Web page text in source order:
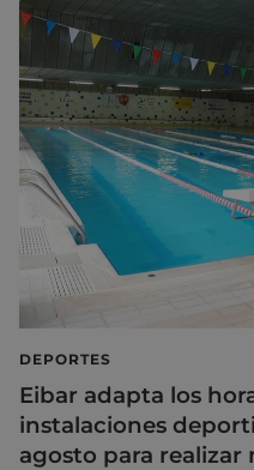
DEPORTES
Eibar adapta los
instalaciones
agosto para realizar